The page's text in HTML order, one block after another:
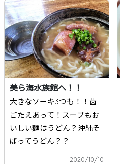
美ら海水族館へ！！
大きなソーキ3つも！！歯
ごたえあって！スープもお
いしい麺はうどん？沖縄そ
ばってうどん？？
2020/10/10